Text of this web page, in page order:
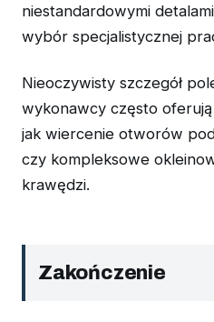
niestandardowymi
wybór specjalistycznej
Nieoczywisty szczegół
wykonawcy często
jak wiercenie otworów
czy kompleksowe
krawędzi.
Zakończenie